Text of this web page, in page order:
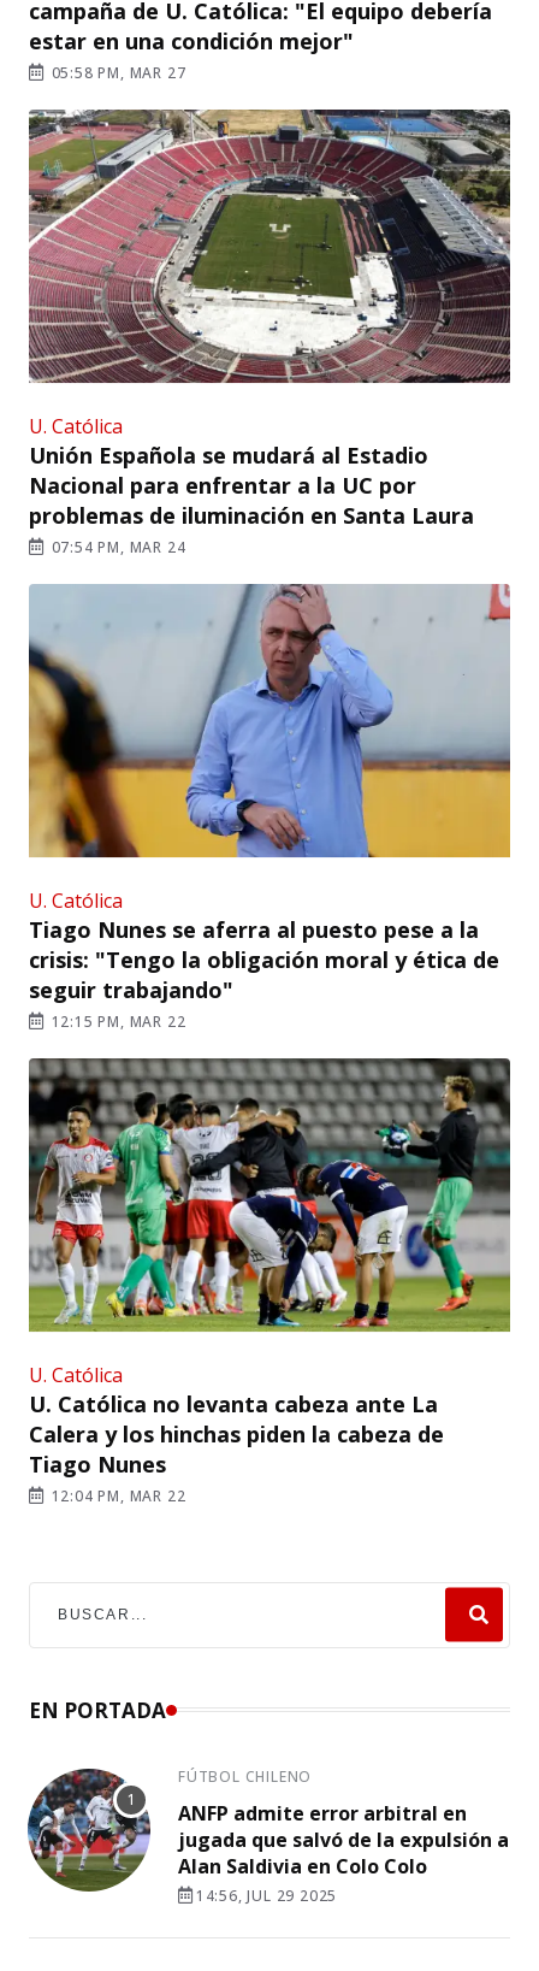
campaña de U. Católica: "El equipo debería
estar en una condición mejor"
05:58 PM, MAR 27
U. Católica
Unión Española se mudará al Estadio
Nacional para enfrentar a la UC por
problemas de iluminación en Santa Laura
07:54 PM, MAR 24
U. Católica
Tiago Nunes se aferra al puesto pese a la
crisis: "Tengo la obligación moral y ética de
seguir trabajando"
12:15 PM, MAR 22
U. Católica
U. Católica no levanta cabeza ante La
Calera y los hinchas piden la cabeza de
Tiago Nunes
12:04 PM, MAR 22
EN PORTADA
FÚTBOL CHILENO
ANFP admite error arbitral en
jugada que salvó de la expulsión a
Alan Saldivia en Colo Colo
14:56, JUL 29 2025